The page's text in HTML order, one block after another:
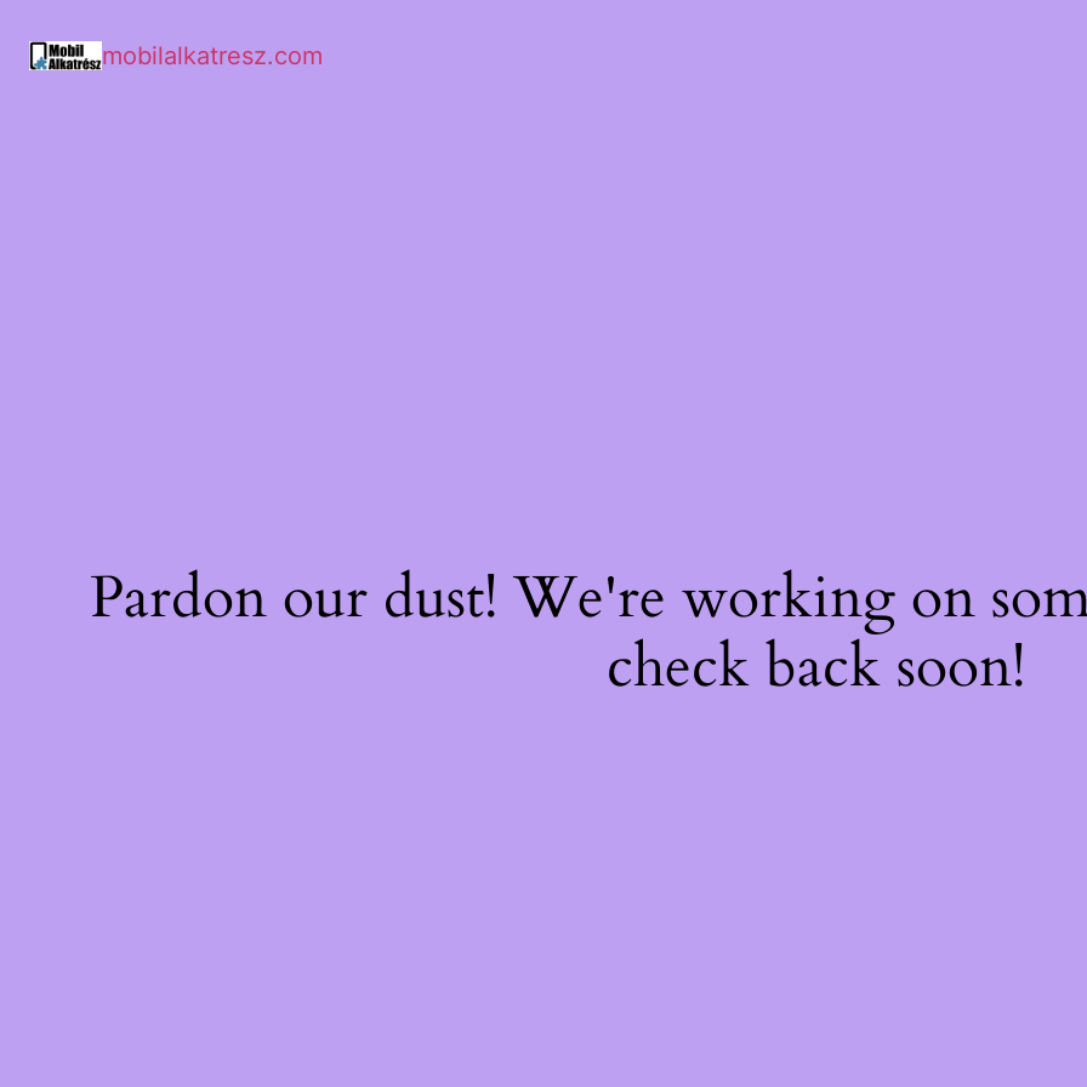
mobilalkatresz.com
Pardon our dust! We're working on
check back soon!